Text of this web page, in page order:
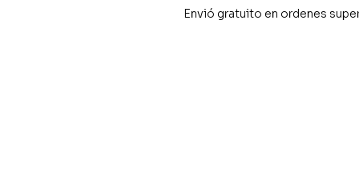
Envió gratuito en ordenes